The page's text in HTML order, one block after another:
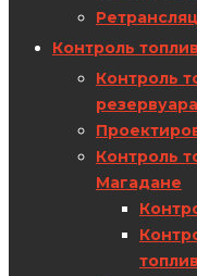
Контроль
Контроль
Контроль
Магадане